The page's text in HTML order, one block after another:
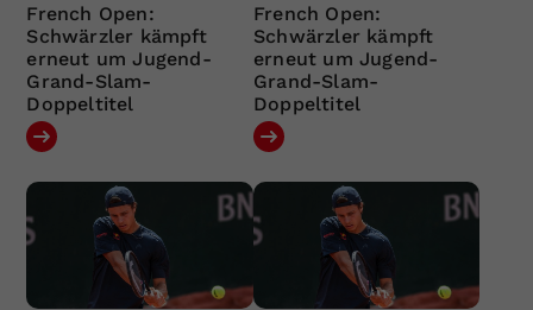
French Open:
Schwärzler kämpft
erneut um Jugend-
Grand-Slam-
Doppeltitel
French Open:
Schwärzler kämpft
erneut um Jugend-
Grand-Slam-
Doppeltitel